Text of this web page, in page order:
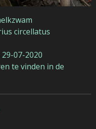
circellatus
07-2020
te vinden in de